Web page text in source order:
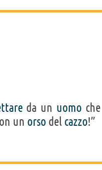
da un uomo
un orso del cazzo!”